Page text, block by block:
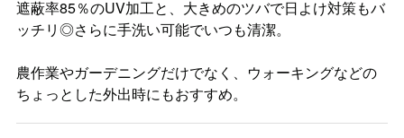
遮蔽率85％のUV加工と、大きめのツバで日よけ対策もバ
ッチリ◎さらに手洗い可能でいつも清潔。
農作業やガーデニングだけでなく、ウォーキングなどの
ちょっとした外出時にもおすすめ。